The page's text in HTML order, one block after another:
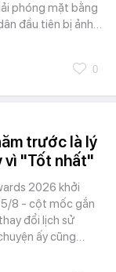
phóng mặt bằng
đầu tiên bị ảnh…
0
trước là lý
vì "Tốt nhất"
2026 khởi
8 - cột mốc gắn
đổi lịch sử
ấy cũng…